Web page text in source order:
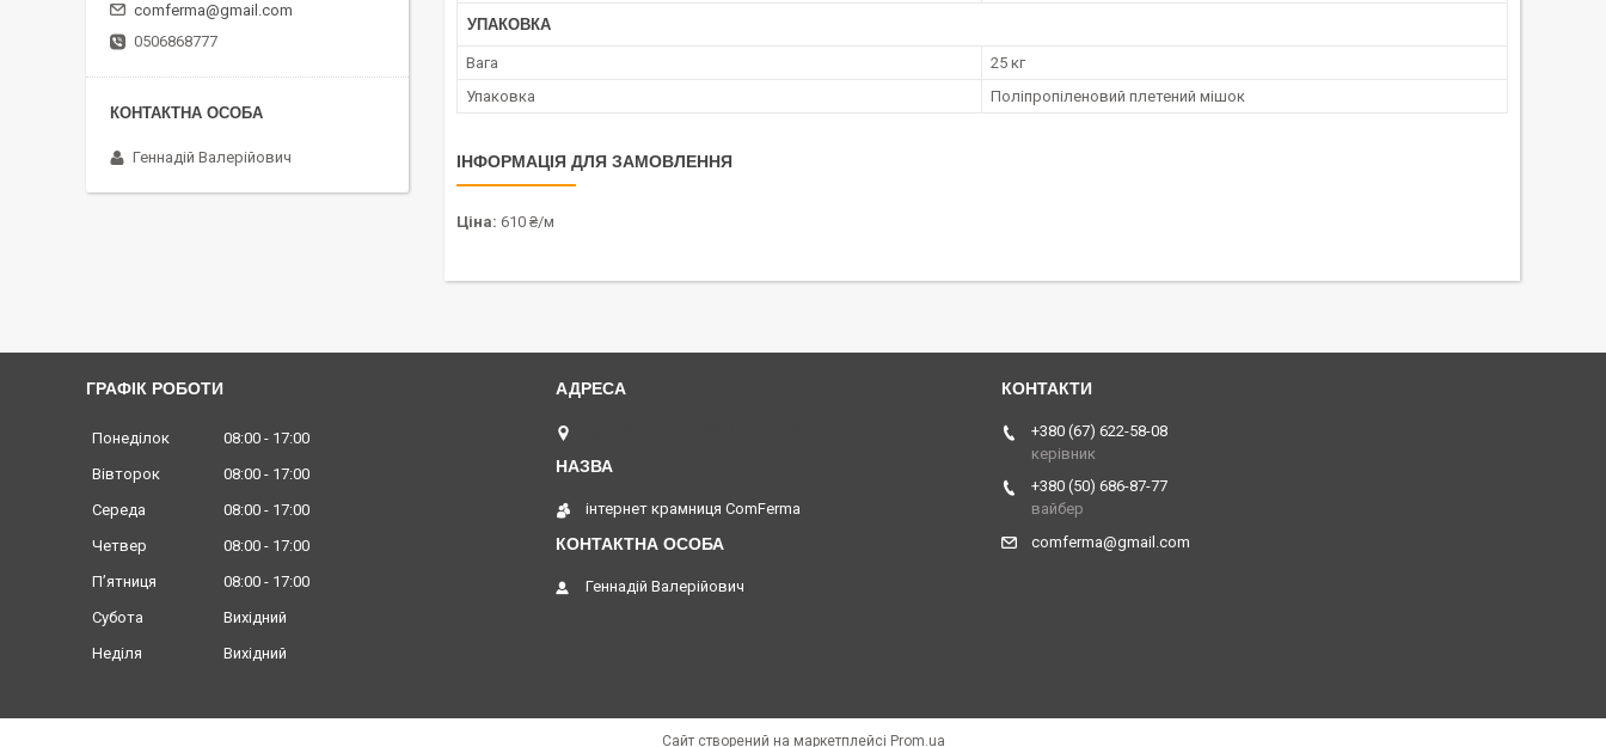
УПАКОВКА
Вага
25 кг
Упаковка
Поліпропіленовий плетений мішок
ІНФОРМАЦІЯ ДЛЯ ЗАМОВЛЕННЯ
Ціна: 610 ₴/м
comferma@gmail.com
0506868777
Геннадій Валерійович
ГРАФІК РОБОТИ
Понеділок 08:00
17:00
Вівторок
08:00
17:00
Середа
08:00
17:00
Четвер
08:00
17:00
Пʼятниця
08:00
17:00
Субота
Вихідний
Неділя
Вихідний
інтернет крамниця ComFerma
Геннадій Валерійович
+380 (67) 622-58-08
керівник
+380 (50) 686-87-77
вайбер
comferma@gmail.com
Сайт створений на маркетплейсі Prom.ua